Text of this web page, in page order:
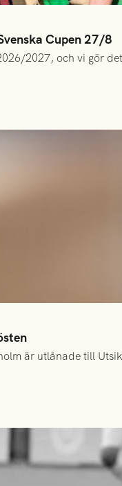
Cupen 27/8
2027, och vi gör
är utlånade till